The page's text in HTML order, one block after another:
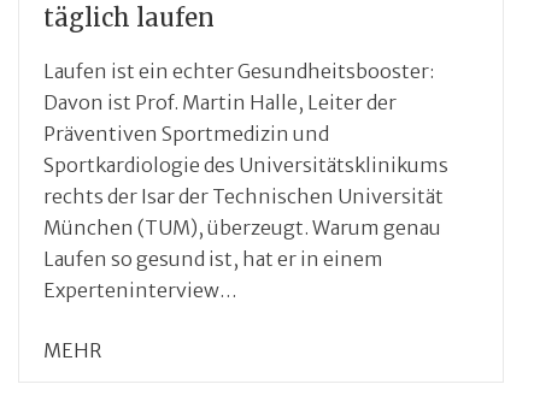
täglich laufen
Laufen ist ein echter Gesundheitsbooster:
Davon ist Prof. Martin Halle, Leiter der
Präventiven Sportmedizin und
Sportkardiologie des Universitätsklinikums
rechts der Isar der Technischen Universität
München (TUM), überzeugt. Warum genau
Laufen so gesund ist, hat er in einem
Experteninterview…
MEHR